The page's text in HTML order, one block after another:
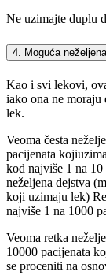
Ne uzimajte duplu
4. Moguća
Kao i svi lekovi,
iako ona ne moraju
lek.
Veoma česta
pacijenata
kod najviše 1 na
neželjena dejstva
koji uzimaju lek)
najviše 1 na 1000
Veoma retka
10000 pacijenata
se proceniti na